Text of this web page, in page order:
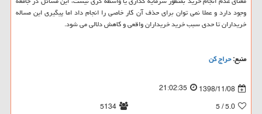
وجود دارد و عملا نمی توان برای حذف آن كار خاصی را انجام داد اما پیگیری این مساله
خریداران تا حدی سبب خرید خریداران واقعی و كاهش دلالی می شود.
منبع:حراج كن
1398/11/08
21:02:35
5.0
/ 5
5134